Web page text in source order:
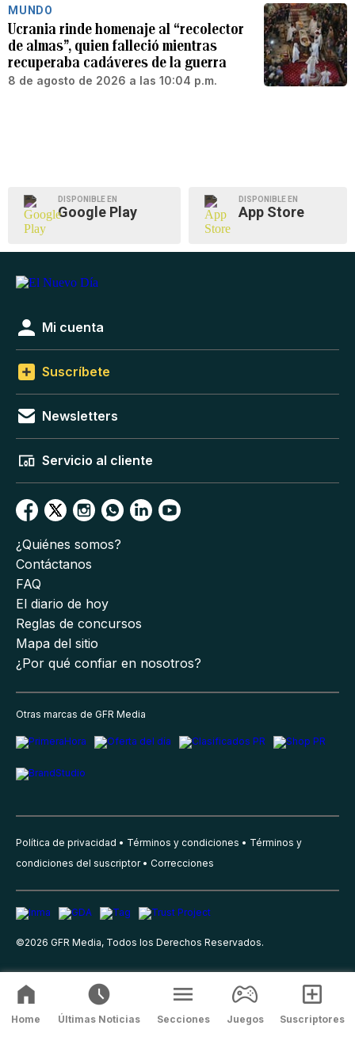
MUNDO
Ucrania rinde homenaje al “recolector
de almas”, quien falleció mientras
recuperaba cadáveres de la guerra
8 de agosto de 2026 a las 10:04 p.m.
DISPONIBLE EN
Google Play
DISPONIBLE EN
App Store
Mi cuenta
Suscríbete
Newsletters
Servicio al cliente
¿Quiénes somos?
Contáctanos
FAQ
El diario de hoy
Reglas de concursos
Mapa del sitio
¿Por qué confiar en nosotros?
Otras marcas de GFR Media
Política de privacidad Términos y condiciones
Términos y
condiciones del suscriptor
Correcciones
©2026 GFR Media, Todos los Derechos Reservados.
Home Últimas Noticias Secciones Juegos Suscriptores